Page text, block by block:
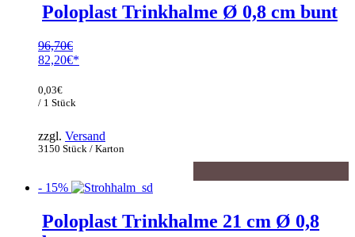
Poloplast Trinkhalme Ø 0,8 cm bunt
96,70€
Ursprünglicher
war:
96,70€
82,20€
Preis
ist:
3150 Stück / Karton
0,03€
/ 1 Stück
zzgl. Versand
- 15%
Poloplast Trinkhalme 21 cm Ø 0,8